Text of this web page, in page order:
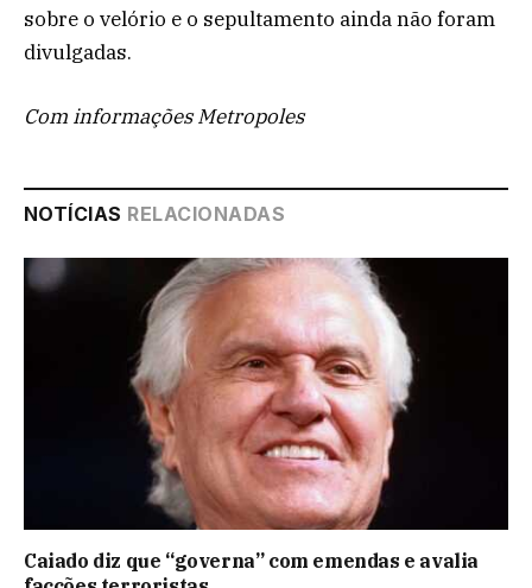
sobre o velório e o sepultamento ainda não foram
divulgadas.
Com informações Metropoles
NOTÍCIAS RELACIONADAS
Caiado diz que “governa” com emendas e avalia